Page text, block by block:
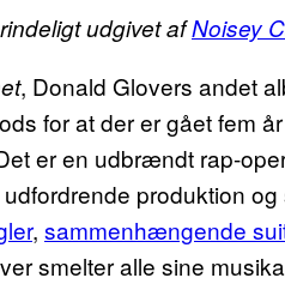
udgivet afNoisey
, Donald Glovers andet
for at der er gået fem
er en udbrændt rap-
produktion
, sammenhængende
smelter alle sine